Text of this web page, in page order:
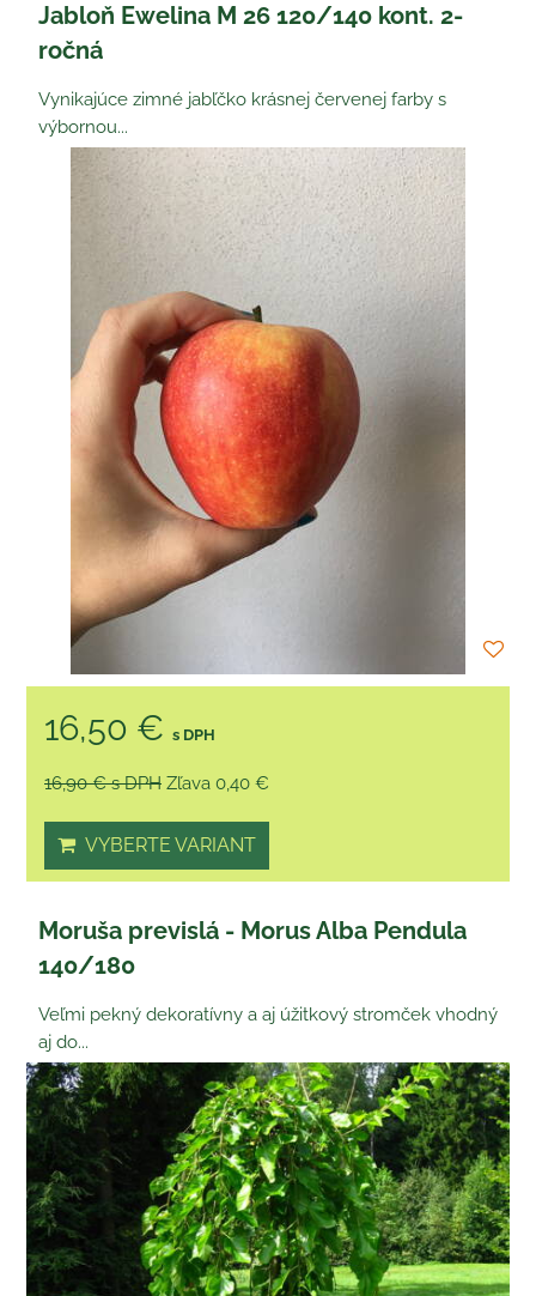
Jabloň Ewelina M 26 120/140 kont. 2-
ročná
Vynikajúce zimné jabľčko krásnej červenej farby s
výbornou...
16,50 € s DPH
16,90 €s DPH Zľava 0,40 €
VYBERTE VARIANT
Moruša previslá - Morus Alba Pendula
140/180
Veľmi pekný dekoratívny a aj úžitkový stromček vhodný
aj do...